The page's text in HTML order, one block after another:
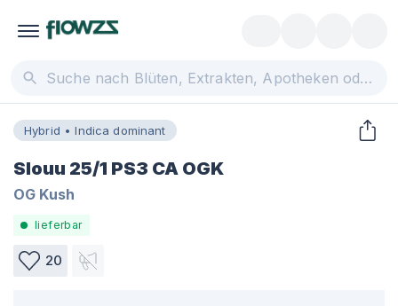
Hybrid • Indica dominant
Slouu 25/1 PS3 CA OGK
OG Kush
lieferbar
20